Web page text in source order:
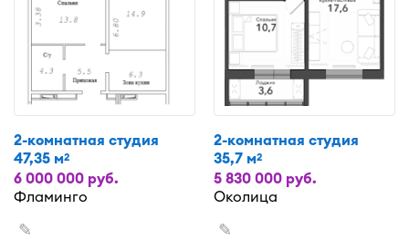
2-комнатная студия
47,35 м2
6 000 000 руб.
Фламинго
2-комнатная студия
35,7 м2
5 830 000 руб.
Околица
✎ ✎